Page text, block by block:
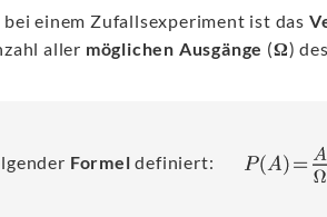
einem Zufallsexperiment ist das
aller möglichen Ausgänge (Ω)
Formel definiert: